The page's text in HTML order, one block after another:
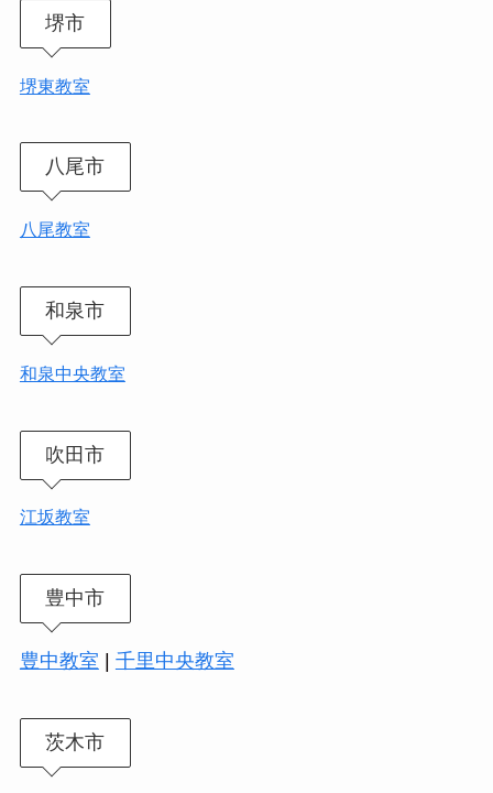
堺市
堺東教室
八尾市
八尾教室
和泉市
和泉中央教室
吹田市
江坂教室
豊中市
豊中教室 千里中央教室
茨木市